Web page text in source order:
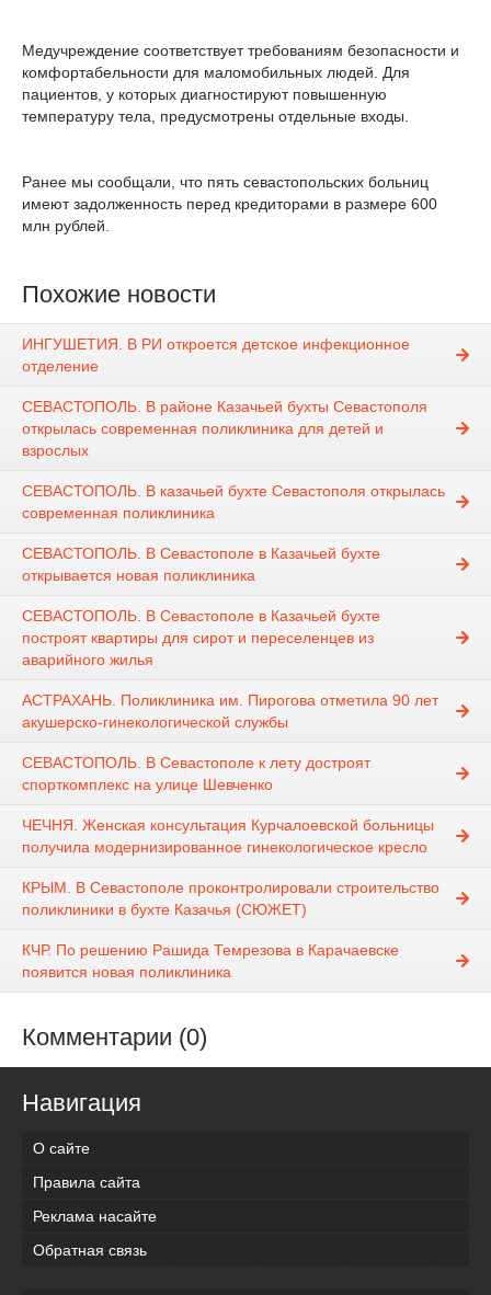
Медучреждение соответствует требованиям безопасности и
комфортабельности для маломобильных людей. Для
пациентов, у которых диагностируют повышенную
температуру тела, предусмотрены отдельные входы.
Ранее мы сообщали, что пять севастопольских больниц
имеют задолженность перед кредиторами в размере 600
млн рублей.
Похожие новости
ИНГУШЕТИЯ. В РИ откроется детское инфекционное
отделение
СЕВАСТОПОЛЬ. В районе Казачьей бухты Севастополя
открылась современная поликлиника для детей и
взрослых
СЕВАСТОПОЛЬ. В казачьей бухте Севастополя открылась
современная поликлиника
СЕВАСТОПОЛЬ. В Севастополе в Казачьей бухте
открывается новая поликлиника
СЕВАСТОПОЛЬ. В Севастополе в Казачьей бухте
построят квартиры для сирот и переселенцев из
аварийного жилья
АСТРАХАНЬ. Поликлиника им. Пирогова отметила 90 лет
акушерско-гинекологической службы
СЕВАСТОПОЛЬ. В Севастополе к лету достроят
спорткомплекс на улице Шевченко
ЧЕЧНЯ. Женская консультация Курчалоевской больницы
получила модернизированное гинекологическое кресло
КРЫМ. В Севастополе проконтролировали строительство
поликлиники в бухте Казачья (СЮЖЕТ)
КЧР. По решению Рашида Темрезова в Карачаевске
появится новая поликлиника
Комментарии (0)
Навигация
О сайте
Правила сайта
Реклама насайте
Обратная связь